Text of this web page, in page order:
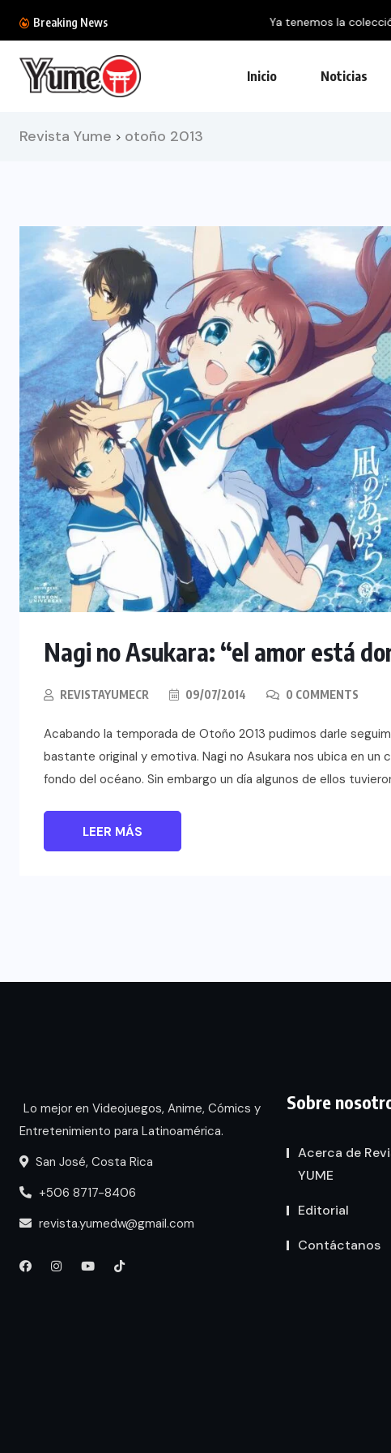
Breaking News Ya tenemos la colección definitiva de la BlizzCon...
Inicio Noticias
Revista Yume > otoño 2013
Nagi no Asukara: “el amor está
REVISTAYUMECR 09/07/2014 0 COMMENTS
Acabando la temporada de Otoño 2013 pudimos darle
bastante original y emotiva. Nagi no Asukara nos ubica en
fondo del océano. Sin embargo un día algunos de ellos
LEER MÁS
Lo mejor en Videojuegos, Anime, Cómics y
Entretenimiento para Latinoamérica.
San José, Costa Rica
+506 8717-8406
revista.yumedw@gmail.com
Sobre
Acerca de
YUME
Editorial
Contáctanos